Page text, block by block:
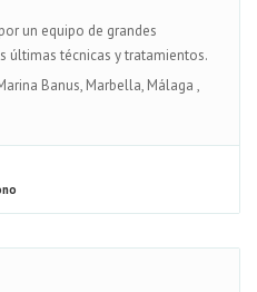
un equipo de grandes
últimas técnicas y tratamientos.
Banus, Marbella, Málaga ,